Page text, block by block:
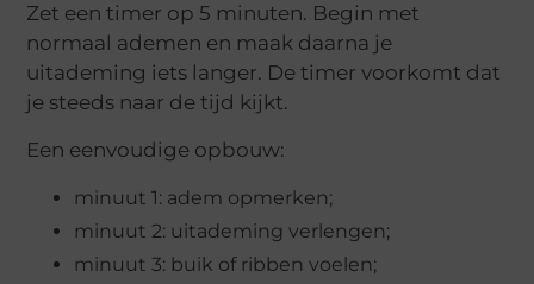
Zet een timer op 5 minuten. Begin met
normaal ademen en maak daarna je
uitademing iets langer. De timer voorkomt dat
je steeds naar de tijd kijkt.
Een eenvoudige opbouw:
minuut 1: adem opmerken;
minuut 2: uitademing verlengen;
minuut 3: buik of ribben voelen;